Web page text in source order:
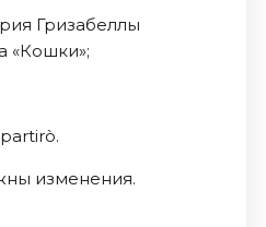
Гризабеллы
«Кошки»;
изменения.